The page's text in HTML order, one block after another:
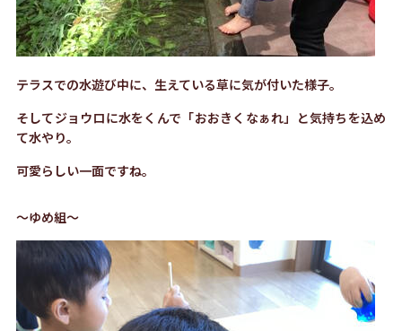
テラスでの水遊び中に、生えている草に気が付いた様子。
そしてジョウロに水をくんで「おおきくなぁれ」と気持ちを込め
て水やり。
可愛らしい一面ですね。
～ゆめ組～